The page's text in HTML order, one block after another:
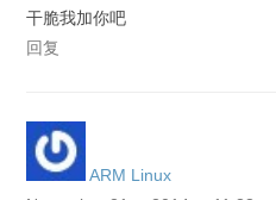
干脆我加你吧
回复
ARM Linux